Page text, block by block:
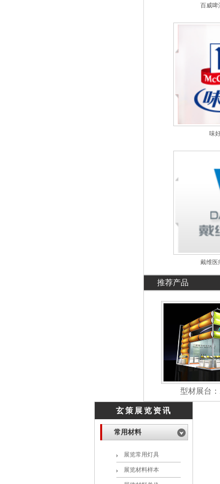
百威啤
味
戴维医
推荐产品
型材展台
玄策展览资讯
常用材料
展览常用灯具
展览材料样本